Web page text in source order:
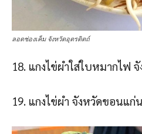
ลอดช่องเค็ม จังหวัดอุตรดิตถ์
18. แกงไข่ผําใส่ใบหมากไฟ
19. แกงไข่ผํา จังหวัดขอนแก่น